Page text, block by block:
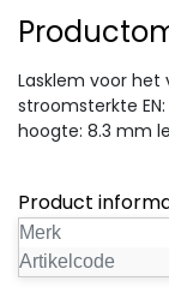
Lasklem voor het
stroomsterkte
hoogte: 8.3 mm
Product
Merk
Artikelcode